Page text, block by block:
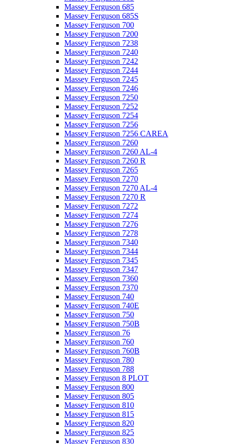
Massey Ferguson 685
Massey Ferguson 685S
Massey Ferguson 700
Massey Ferguson 7200
Massey Ferguson 7238
Massey Ferguson 7240
Massey Ferguson 7242
Massey Ferguson 7244
Massey Ferguson 7245
Massey Ferguson 7246
Massey Ferguson 7250
Massey Ferguson 7252
Massey Ferguson 7254
Massey Ferguson 7256
Massey Ferguson 7256 CAREA
Massey Ferguson 7260
Massey Ferguson 7260 AL-4
Massey Ferguson 7260 R
Massey Ferguson 7265
Massey Ferguson 7270
Massey Ferguson 7270 AL-4
Massey Ferguson 7270 R
Massey Ferguson 7272
Massey Ferguson 7274
Massey Ferguson 7276
Massey Ferguson 7278
Massey Ferguson 7340
Massey Ferguson 7344
Massey Ferguson 7345
Massey Ferguson 7347
Massey Ferguson 7360
Massey Ferguson 7370
Massey Ferguson 740
Massey Ferguson 740E
Massey Ferguson 750
Massey Ferguson 750B
Massey Ferguson 76
Massey Ferguson 760
Massey Ferguson 760B
Massey Ferguson 780
Massey Ferguson 788
Massey Ferguson 8 PLOT
Massey Ferguson 800
Massey Ferguson 805
Massey Ferguson 810
Massey Ferguson 815
Massey Ferguson 820
Massey Ferguson 825
Massey Ferguson 830